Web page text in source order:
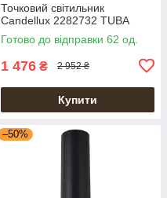
Точковий світильник
Candellux 2282732 TUBA
Готово до відправки 62 од.
1 476 ₴ 2 952 ₴
Купити
–50%